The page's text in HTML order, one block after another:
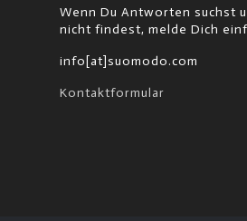
Wenn Du Antworten suchst
nicht findest, melde Dich
info[at]suomodo.com
Kontaktformular